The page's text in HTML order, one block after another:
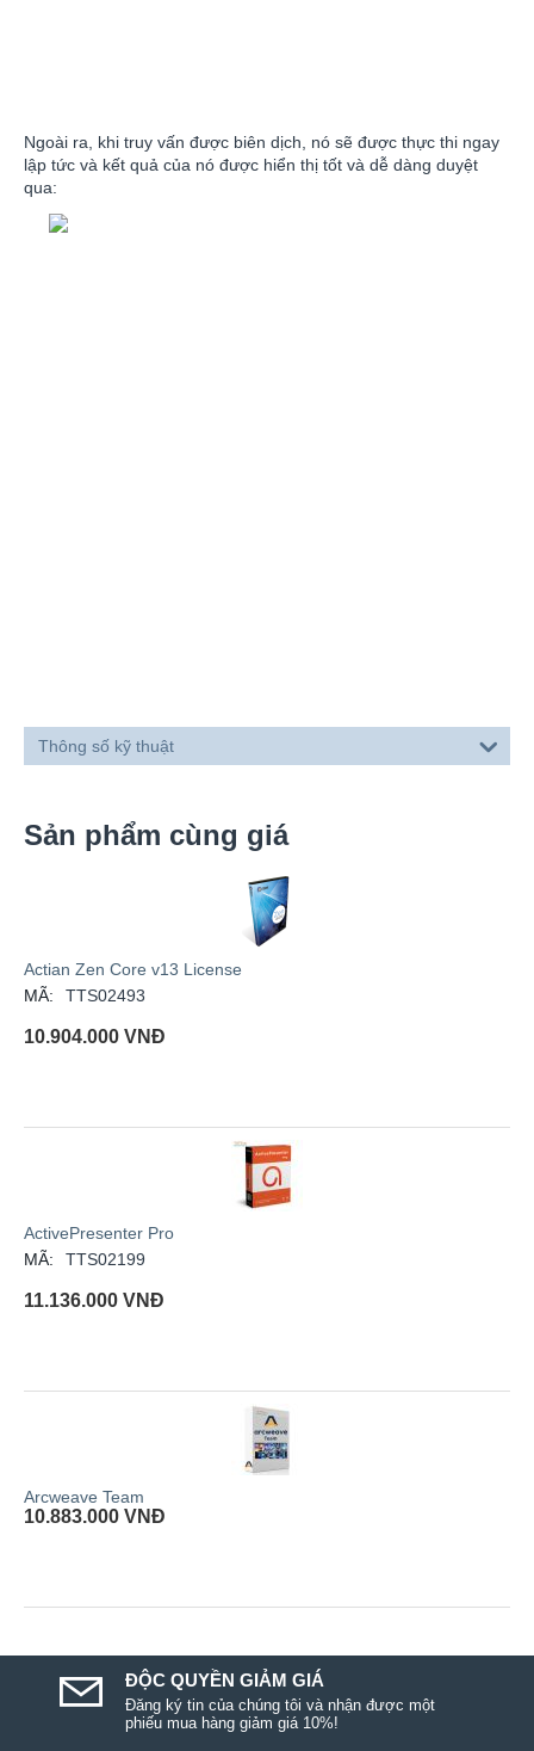
Ngoài ra, khi truy vấn được biên dịch, nó sẽ được thực thi ngay
lập tức và kết quả của nó được hiển thị tốt và dễ dàng duyệt
qua:
Thông số kỹ thuật
Sản phẩm cùng giá
Actian Zen Core v13 License
MÃ:
TTS02493
10.904.000 VNĐ
ActivePresenter Pro
MÃ:
TTS02199
11.136.000 VNĐ
Arcweave Team
10.883.000 VNĐ
ĐỘC QUYỀN GIẢM GIÁ
Đăng ký tin của chúng tôi và nhận được một
phiếu mua hàng giảm giá 10%!